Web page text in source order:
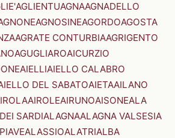
AGLIENTUAGNAAGNADELLO
AGNOSINEAGORDOAGOSTA
AGRATE CONTURBIAAGRIGENTO
AGUGLIAROAICURZIO
AIELLIAIELLO CALABRO
DEL SABATOAIETAAILANO
AIROLEAIRUNOAISONEALA
SARDIALAGNAALAGNA VALSESIA
ALASSIOALATRIALBA